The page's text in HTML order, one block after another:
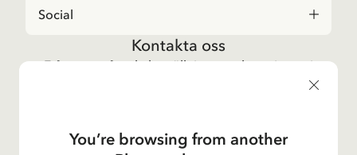
Social
Kontakta oss
Frågor angående beställningar och sortiment i
, vänligen kontakta vår
shop@astridlindgren.com
You’re browsing from another